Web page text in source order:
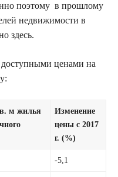
поэтому в прошлому
недвижимости в
здесь.
ценами на
м жилья
Изменение
цены с 2017
г. (%)
-5,1